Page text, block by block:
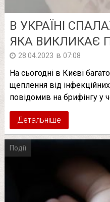
В УКРАЇНІ
ЯКА ВИКЛИКАЄ
28.04.2023 в 07:08
На сьогодні в Києві
щеплення від
повідомив на брифінгу у
Детальніше
Події